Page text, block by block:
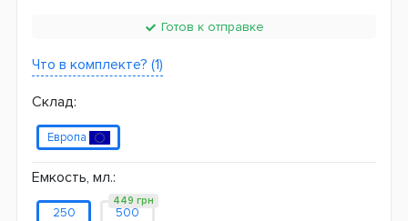
Готов к отправке
Что в комплекте? (1)
Склад:
Европа
Емкость, мл.:
250 500
449 грн